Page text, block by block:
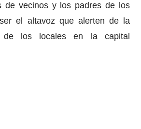
de vecinos y los padres de los
el altavoz que alerten de la
de los locales en la capital